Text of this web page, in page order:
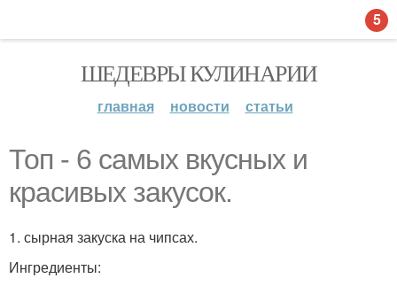
ШЕДЕВРЫ КУЛИНАРИИ
главная новости статьи
Топ - 6 самых вкусных и
красивых закусок.
1. сырная закуска на чипсах.
Ингредиенты:
5